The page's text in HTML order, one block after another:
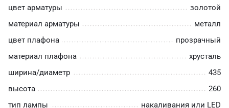
цвет арматуры
золотой
материал арматуры
металл
цвет плафона
прозрачный
материал плафона
хрусталь
ширина/диаметр
435
высота
260
тип лампы
накаливания или LED